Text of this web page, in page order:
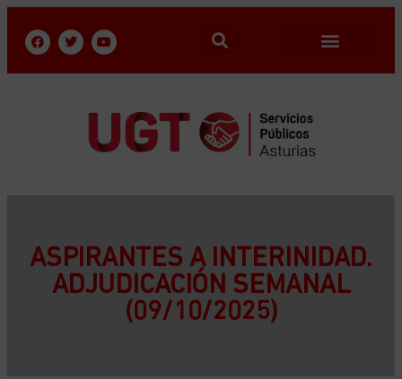
ASPIRANTES A INTERINIDAD.
ADJUDICACIÓN SEMANAL
(09/10/2025)